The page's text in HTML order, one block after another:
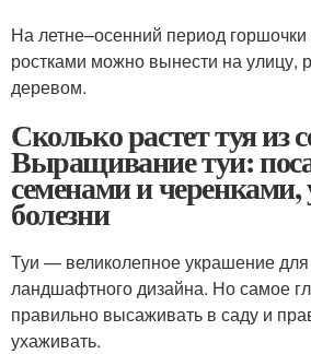
На летне–осенний период
ростками можно вынести на улицу,
деревом.
Сколько растет туя из
Выращивание туи:
семенами и черенками,
болезни
Туи — великолепное украшение для
ландшафтного дизайна. Но самое
правильно высаживать в саду и
ухаживать.